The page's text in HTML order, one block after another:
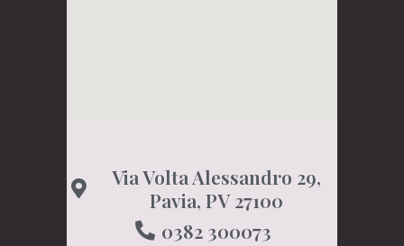
Via Volta Alessandro 29,
Pavia, PV 27100
0382 300073